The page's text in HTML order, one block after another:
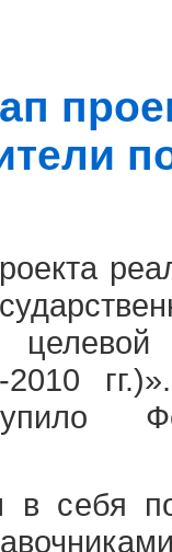
в себя